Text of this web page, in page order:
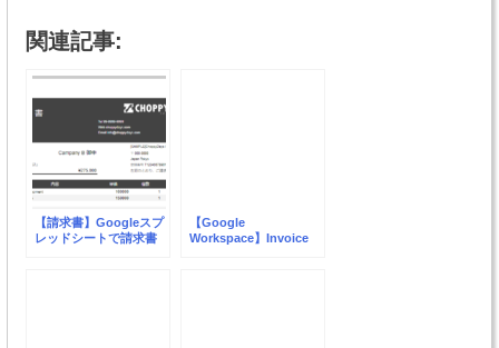
関連記事:
【請求書】Googleスプ
レッドシートで請求書
【Google
Workspace】Invoice